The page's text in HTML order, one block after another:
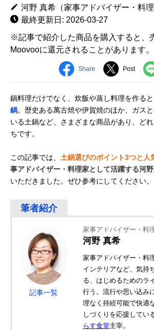
河野 真希（家事アドバイザー・料理
最終更新日: 2026-03-27
※記事で紹介した商品を購入すると、
Moovooに還元されることがあります。
Share Post
鍋料理だけでなく、炊飯や蒸し料理を作る
鍋。歴史ある萬古焼や伊賀焼のほか、ガス
いる土鍋など、さまざまな商品があり、ど
ちです。
この記事では、 土鍋選びのポイント3つと人
事アドバイザー・料理家として活躍する河
いただきました。ぜひ参考にしてください。
記事一覧
家事アドバイザー・料
河野 真希
家事アドバイザー・料
インテリアなど、気持
る、はじめるためのラ
行う。流行や思い込み
理なく持続可能で快適
しづくりを応援している
らす食堂主宰。